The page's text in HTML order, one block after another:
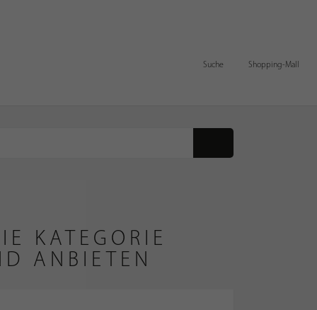
Shopping-Mall
Suche
KATEGORIE
ANBIETEN